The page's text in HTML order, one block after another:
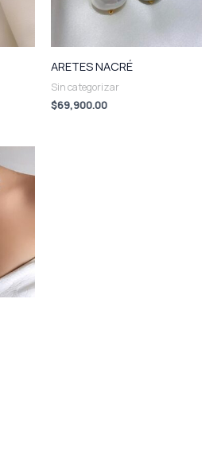
ARETES NACRÉ
Sin categorizar
$69,900.00